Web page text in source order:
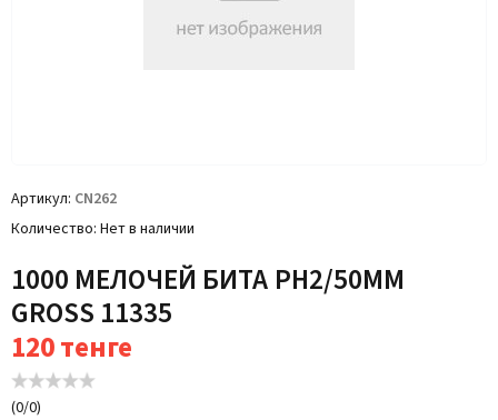
Артикул CN262
Количество Нет в наличии
1000 МЕЛОЧЕЙ БИТА РН2/50ММ
GROSS 11335
120тенге
(0/0)